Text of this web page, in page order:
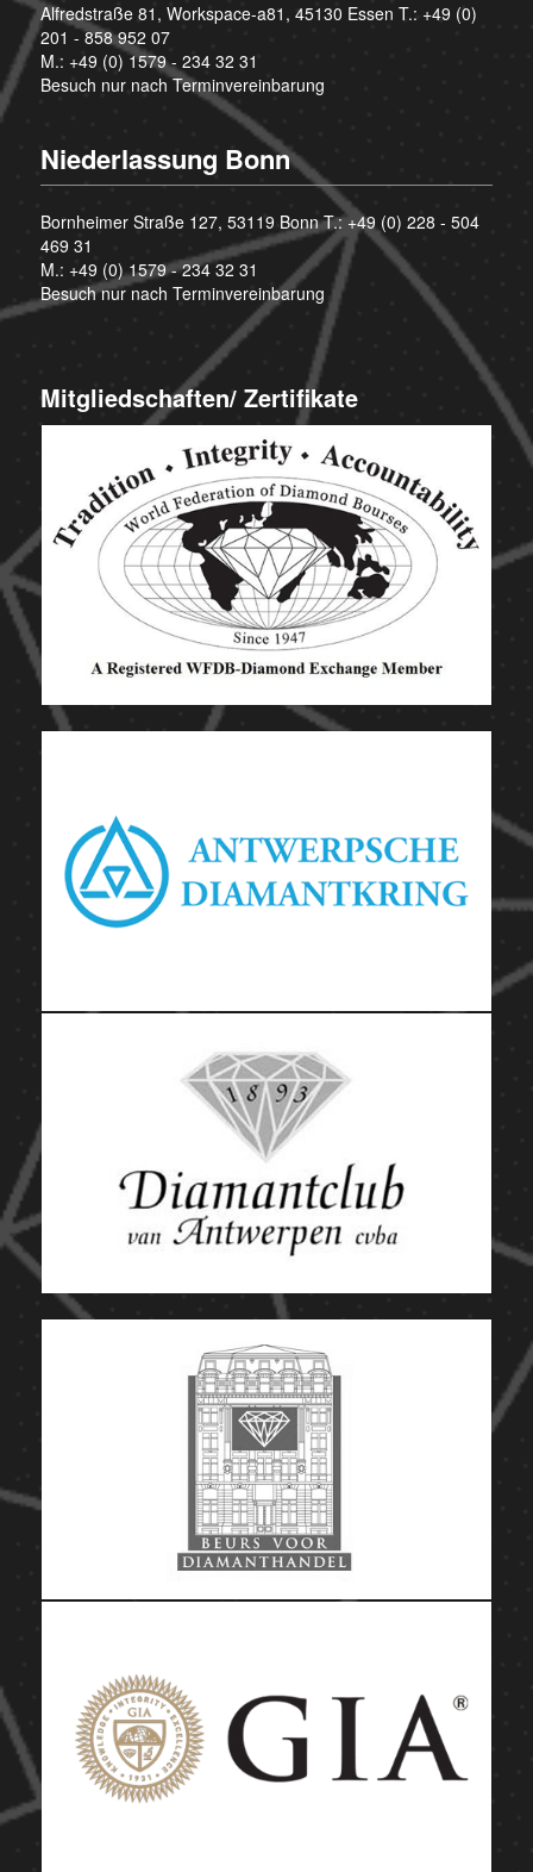
Alfredstraße 81, Workspace-a81, 45130 Essen T.: +49 (0)
201 - 858 952 07
M.: +49 (0) 1579 - 234 32 31
Besuch nur nach Terminvereinbarung
Niederlassung Bonn
Bornheimer Straße 127, 53119 Bonn T.:+49 (0) 228 - 504
469 31
M.: +49 (0) 1579 - 234 32 31
Besuch nur nach Terminvereinbarung
Mitgliedschaften/ Zertifikate